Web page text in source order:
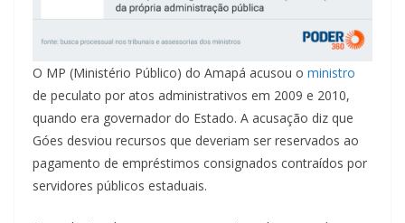
O MP (Ministério Público) do Amapá acusou o ministro
de peculato por atos administrativos em 2009 e 2010,
quando era governador do Estado. A acusação diz que
Góes desviou recursos que deveriam ser reservados ao
pagamento de empréstimos consignados contraídos por
servidores públicos estaduais.